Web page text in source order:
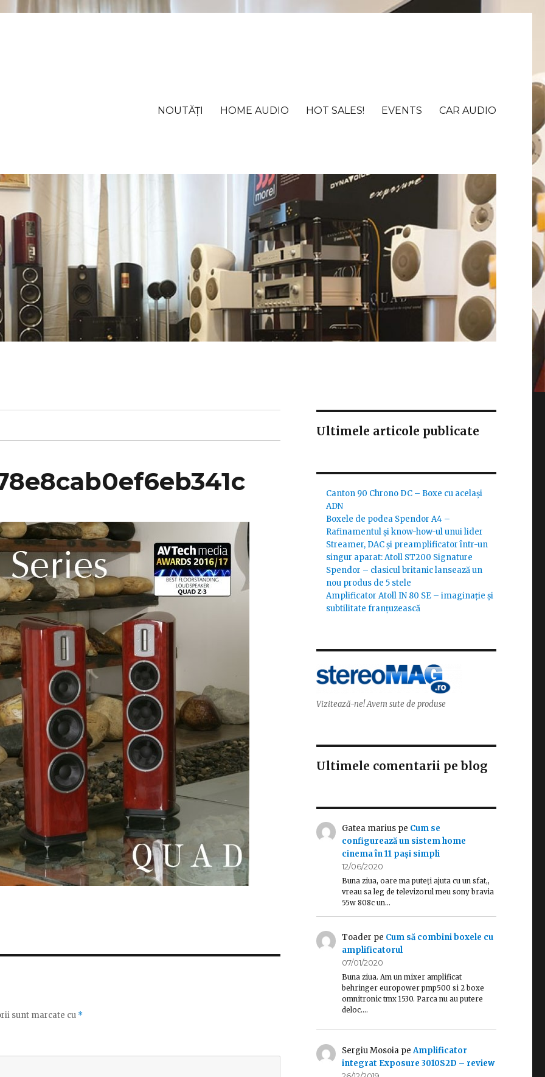
NOUTĂȚI HOME AUDIO HOT SALES! EVENTS CAR AUDIO
sunt marcate cu *
Ultimele articole publicate
Canton 90 Chrono DC – Boxe cu același
ADN
Boxele de podea Spendor A4 –
Rafinamentul și know-how-ul unui lider
Streamer, DAC și preamplificator într-un
singur aparat: Atoll ST200 Signature
Spendor – clasicul britanic lansează un
nou produs de 5 stele
Amplificator Atoll IN 80 SE – imaginație și
subtilitate franțuzească
Vizitează-ne! Avem sute de produse
Ultimele comentarii pe blog
Gatea marius pe Cum se
configurează un sistem home
cinema în 11 pași simpli
12/06/2020
Buna ziua, oare ma puteți ajuta cu un sfat,,
vreau sa leg de televizorul meu sony bravia
55w 808c un…
Toader pe Cum să combini boxele cu
amplificatorul
07/01/2020
Buna ziua. Am un mixer amplificat
behringer europower pmp500 si 2 boxe
omnitronic tmx 1530. Parca nu au putere
deloc.…
Sergiu Mosoia peAmplificator
integrat Exposure 3010S2D – review